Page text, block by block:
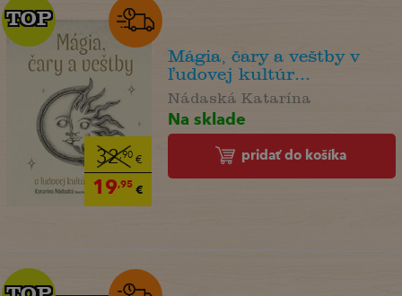
32,90€
19,95€
TOP
TOP
Mágia, čary a veštby v
ľudovej kultúr...
Nádaská Katarína
Na sklade
pridať do košíka